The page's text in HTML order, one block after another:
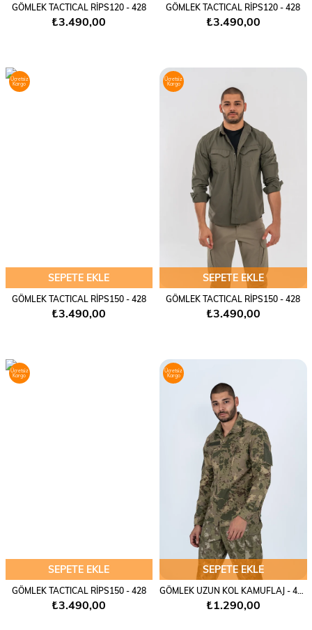
GÖMLEK TACTICAL RİPS120 - 428
₺3.490,00
GÖMLEK TACTICAL RİPS120 - 428
₺3.490,00
SEPETE EKLE
GÖMLEK TACTICAL RİPS150 - 428
₺3.490,00
Ücretsiz
Kargo
SEPETE EKLE
GÖMLEK TACTICAL RİPS150 - 428
₺3.490,00
Ücretsiz
Kargo
SEPETE EKLE
GÖMLEK TACTICAL RİPS150 - 428
₺3.490,00
Ücretsiz
Kargo
SEPETE EKLE
GÖMLEK UZUN KOL KAMUFLAJ - 426
₺1.290,00
Ücretsiz
Kargo